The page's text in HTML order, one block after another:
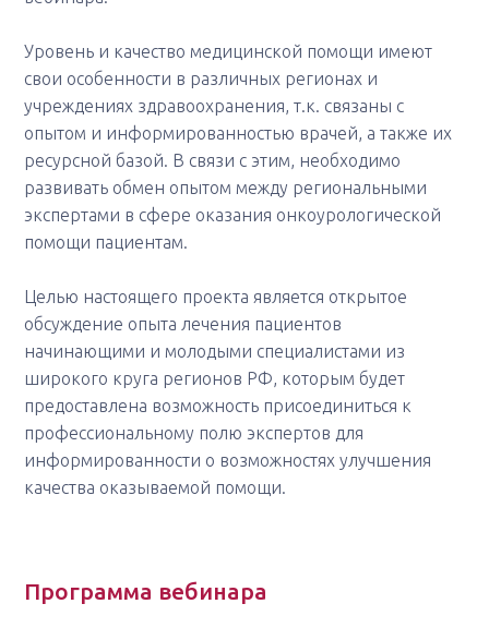
Уровень и качество медицинской помощи имеют
свои особенности в различных регионах и
учреждениях здравоохранения, т.к. связаны с
опытом и информированностью врачей, а также их
ресурсной базой. В связи с этим, необходимо
развивать обмен опытом между региональными
экспертами в сфере оказания онкоурологической
помощи пациентам.
Целью настоящего проекта является открытое
обсуждение опыта лечения пациентов
начинающими и молодыми специалистами из
широкого круга регионов РФ, которым будет
предоставлена возможность присоединиться к
профессиональному полю экспертов для
информированности о возможностях улучшения
качества оказываемой помощи.
Программа вебинара